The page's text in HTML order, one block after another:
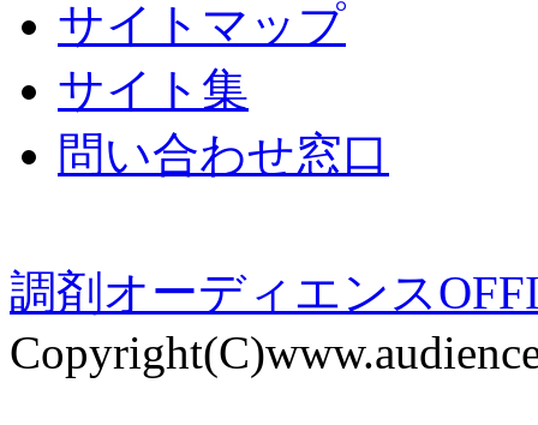
サイトマップ
サイト集
問い合わせ窓口
調剤オーディエンス